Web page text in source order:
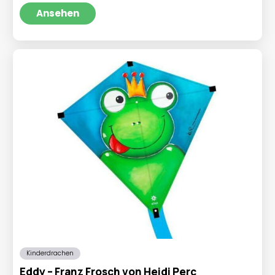
Ansehen
Kinderdrachen
Eddy – Franz Frosch von Heidi Perc